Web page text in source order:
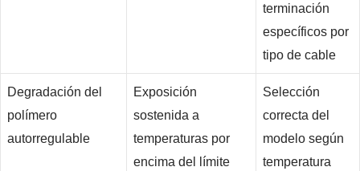
terminación
específicos por
tipo de cable
Degradación del
polímero
autorregulable
Exposición
sostenida a
temperaturas por
encima del límite
Selección
correcta del
modelo según
temperatura